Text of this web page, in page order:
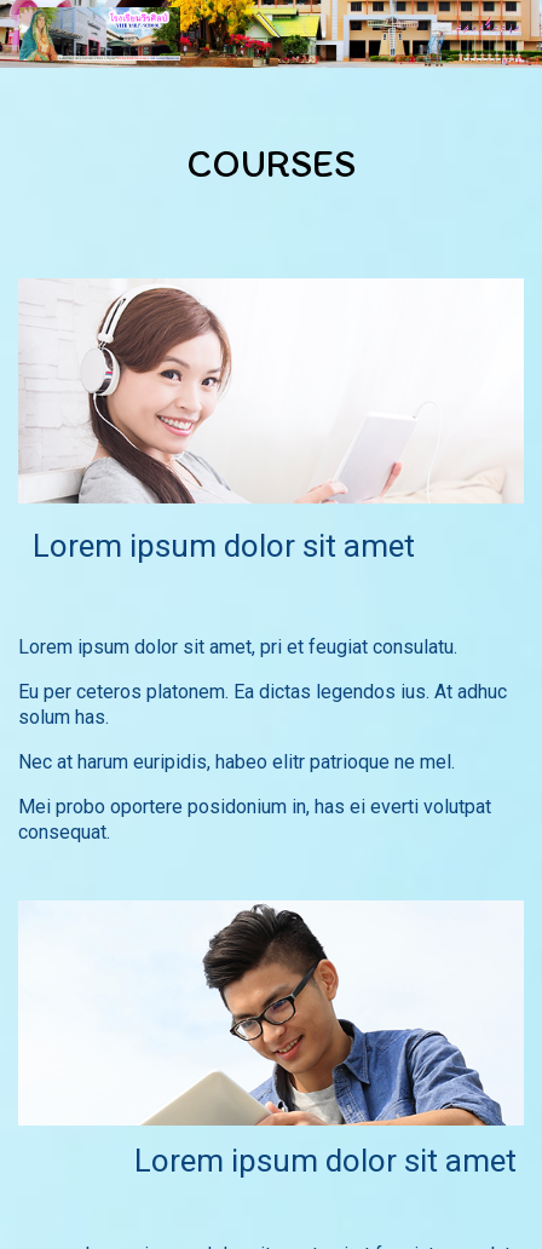
COURSES
Lorem ipsum dolor sit amet
Lorem ipsum dolor sit amet, pri et feugiat consulatu.
Eu per ceteros platonem. Ea dictas legendos ius. At adhuc
solum has.
Nec at harum euripidis, habeo elitr patrioque ne mel.
Mei probo oportere posidonium in, has ei everti volutpat
consequat.
Lorem ipsum dolor sit amet